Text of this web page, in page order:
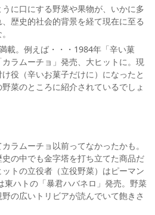
に口にする野菜や果物が、いかに多
歴史的社会的背景を経て現在に至る
載。例えば・・・1984年「辛い菓
ラムーチョ」発売、大ヒットに。現
役（辛いお菓子だけに）になったと
菜のところに紹介されているでしょ
ラムーチョ以前ってなかったかも。
の中でも金字塔を打ち立てた商品だ
トの立役者（立役野菜）はピーマン
東ハトの「暴君ハバネロ」発売。野菜
の広いトリビアが読んでいて飽きさ